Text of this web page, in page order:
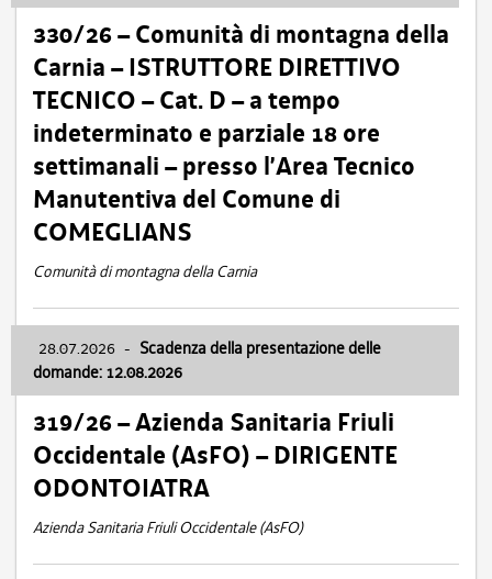
330/26 – Comunità di montagna della
Carnia – ISTRUTTORE DIRETTIVO
TECNICO – Cat. D – a tempo
indeterminato e parziale 18 ore
settimanali – presso l’Area Tecnico
Manutentiva del Comune di
COMEGLIANS
Comunità di montagna della Carnia
28.07.2026 - Scadenza della presentazione delle
domande: 12.08.2026
319/26 – Azienda Sanitaria Friuli
Occidentale (AsFO) – DIRIGENTE
ODONTOIATRA
Azienda Sanitaria Friuli Occidentale (AsFO)